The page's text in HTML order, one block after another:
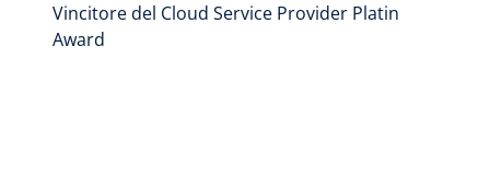
Vincitore del Cloud Service Provider Platin
Award